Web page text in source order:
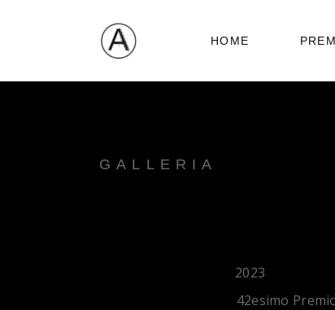
HOME
GALLERIA
2023
42esimo